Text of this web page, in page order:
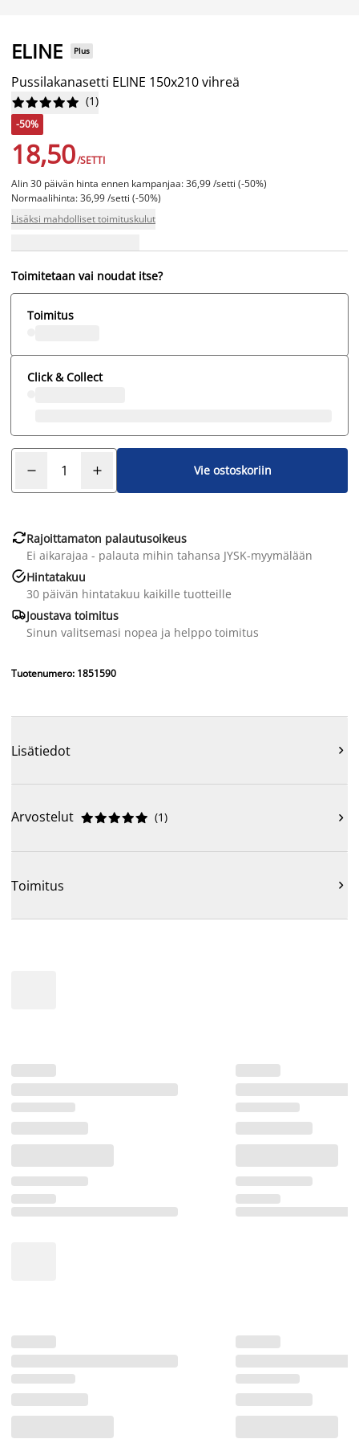
ELINE Plus
Pussilakanasetti ELINE 150x210 vihreä





 (1)
-50%
18,50/SETTI
Alin 30 päivän hinta ennen kampanjaa: 36,99 /setti (-50%)
Normaalihinta: 36,99 /setti (-50%)
Lisäksi mahdolliset toimituskulut
Toimitetaan vai noudat itse?
Toimitus
Click & Collect
Vie ostoskoriin
Rajoittamaton palautusoikeus
Ei aikarajaa - palauta mihin tahansa JYSK-myymälään
Hintatakuu
30 päivän hintatakuu kaikille tuotteille
Joustava toimitus
Sinun valitsemasi nopea ja helppo toimitus
Tuotenumero: 1851590
Lisätiedot 
Arvostelut 




 (1) 
Toimitus 